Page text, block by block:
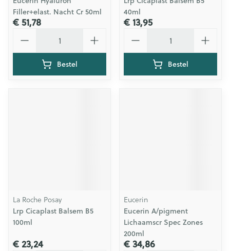
Filler+elast. Nacht Cr 50ml
€ 51,78
Bestel
40ml
€ 13,95
Bestel
La Roche Posay
Lrp Cicaplast Balsem B5
100ml
€ 23,24
Eucerin
Eucerin A/pigment
Lichaamscr Spec Zones
200ml
€ 34,86